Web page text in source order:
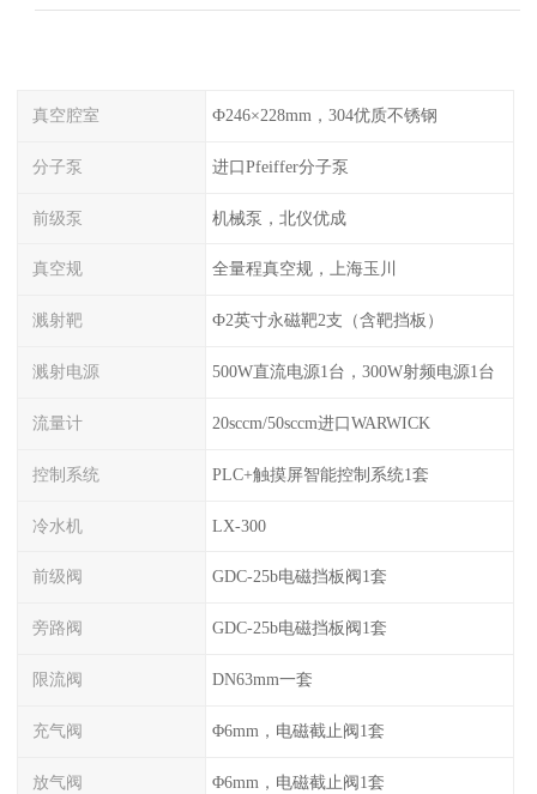
真空腔室 Ф246×228mm，304优质不锈钢
分子泵 进口Pfeiffer分子泵
前级泵 机械泵，北仪优成
真空规 全量程真空规，上海玉川
溅射靶 Ф2英寸永磁靶2支（含靶挡板）
溅射电源 500W直流电源1台，300W射频电源1台
流量计 20sccm/50sccm进口WARWICK
控制系统 PLC+触摸屏智能控制系统1套
冷水机 LX-300
前级阀 GDC-25b电磁挡板阀1套
旁路阀 GDC-25b电磁挡板阀1套
限流阀 DN63mm一套
充气阀 Φ6mm，电磁截止阀1套
放气阀 Φ6mm，电磁截止阀1套